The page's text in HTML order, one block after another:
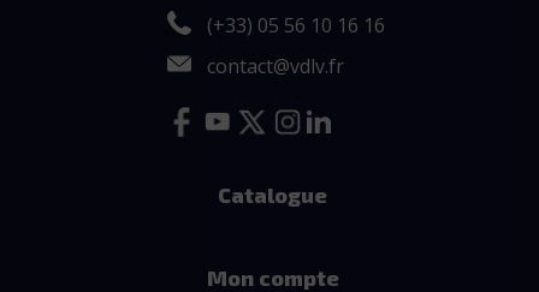
(+33) 05 56 10 16 16
contact@vdlv.fr
Catalogue
Mon compte